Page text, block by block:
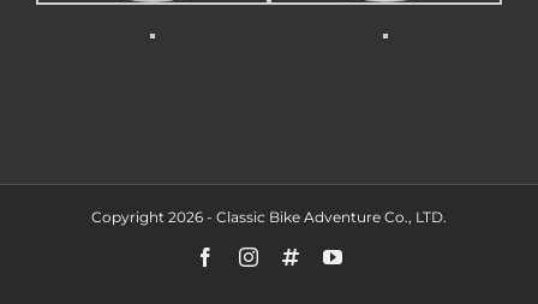
Copyright 2026 - Classic Bike Adventure Co., LTD.
FacebookInstagram
X YouTube